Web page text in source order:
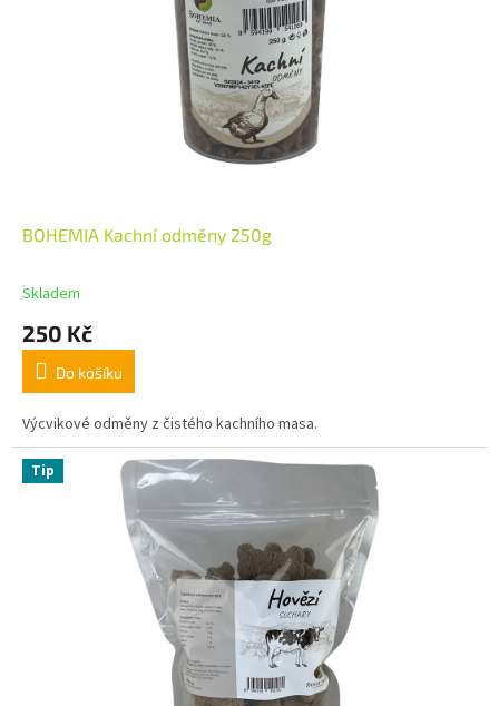
BOHEMIA Kachní odměny 250g
Skladem
250 Kč
Do košíku
Výcvikové odměny z čistého kachního masa.
Tip